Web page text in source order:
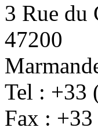
3 Rue du
47200
Tel : +33
Fax :